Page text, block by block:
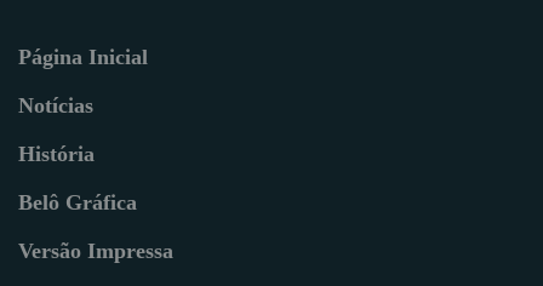
Página Inicial
Notícias
História
Belô Gráfica
Versão Impressa